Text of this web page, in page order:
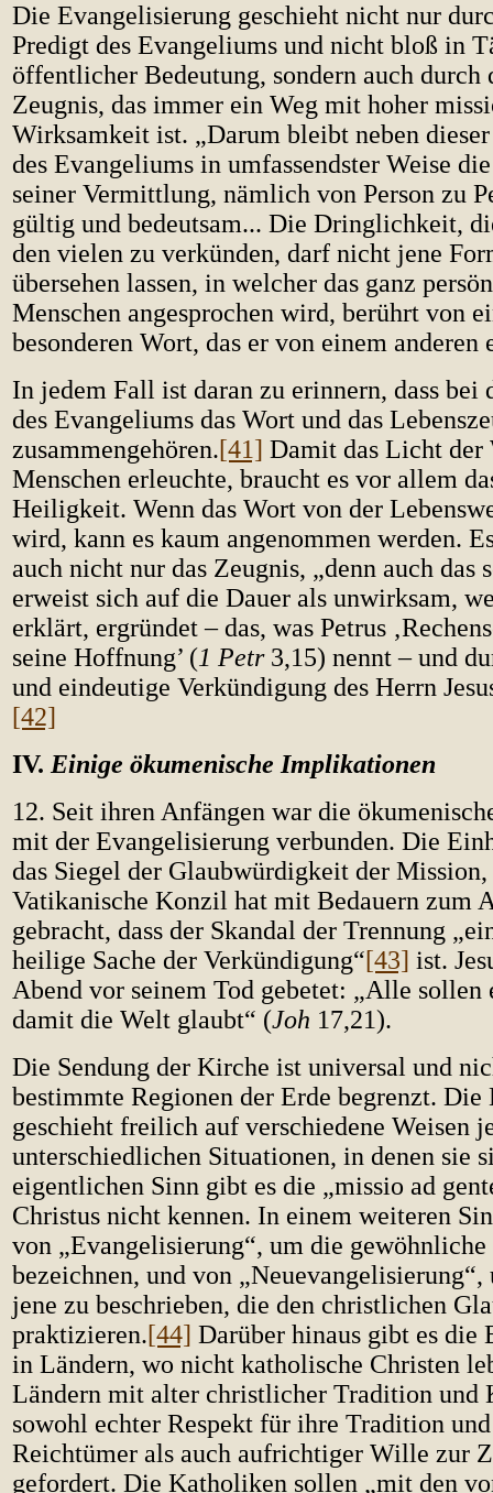
Die Evangelisierung geschieht nicht nur
Predigt des Evangeliums und nicht bloß in
öffentlicher Bedeutung, sondern auch durch
Zeugnis, das immer ein Weg mit hoher
Wirksamkeit ist. „Darum bleibt neben
des Evangeliums in umfassendster Weise
seiner Vermittlung, nämlich von Person zu
gültig und bedeutsam... Die Dringlichkeit,
den vielen zu verkünden, darf nicht jene
übersehen lassen, in welcher das ganz
Menschen angesprochen wird, berührt von
besonderen Wort, das er von einem anderen
In jedem Fall ist daran zu erinnern, dass bei
des Evangeliums das Wort und das
zusammengehören.[41] Damit das Licht der
Menschen erleuchte, braucht es vor allem
Heiligkeit. Wenn das Wort von der
wird, kann es kaum angenommen werden.
auch nicht nur das Zeugnis, „denn auch das
erweist sich auf die Dauer als unwirksam,
erklärt, ergründet – das, was Petrus
seine Hoffnung’ (1 Petr 3,15) nennt – und
und eindeutige Verkündigung des Herrn
[42]
IV. Einige ökumenische Implikationen
12. Seit ihren Anfängen war die
mit der Evangelisierung verbunden. Die
das Siegel der Glaubwürdigkeit der
Vatikanische Konzil hat mit Bedauern zum
gebracht, dass der Skandal der Trennung
heilige Sache der Verkündigung“[43] ist.
Abend vor seinem Tod gebetet: „Alle sollen
damit die Welt glaubt“ (Joh 17,21).
Die Sendung der Kirche ist universal und
bestimmte Regionen der Erde begrenzt. Die
geschieht freilich auf verschiedene Weisen
unterschiedlichen Situationen, in denen sie
eigentlichen Sinn gibt es die „missio ad
Christus nicht kennen. In einem weiteren
von „Evangelisierung“, um die gewöhnliche
bezeichnen, und von
jene zu beschrieben, die den christlichen
praktizieren.[44] Darüber hinaus gibt es die
in Ländern, wo nicht katholische Christen
Ländern mit alter christlicher Tradition und
sowohl echter Respekt für ihre Tradition
Reichtümer als auch aufrichtiger Wille zur
gefordert. Die Katholiken sollen „mit den